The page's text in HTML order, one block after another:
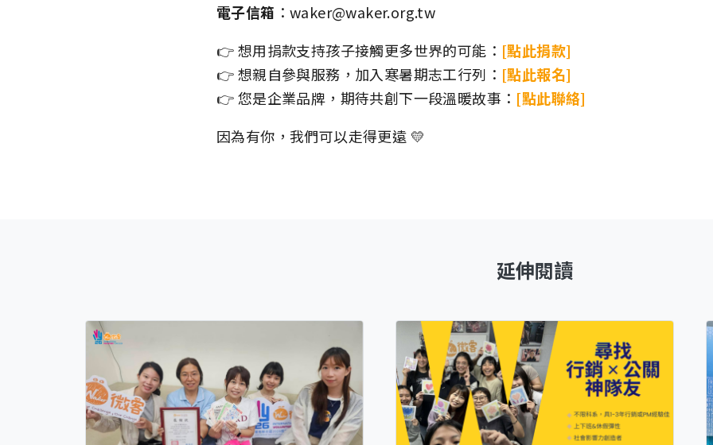
電子信箱 ：waker@waker.org.tw
👉 想用捐款支持孩子接觸更多世界的可能： [點此捐款]
👉 想親自參與服務，加入寒暑期志工行列： [點此報名]
👉 您是企業品牌，期待共創下一段溫暖故事： [點此聯絡]
因為有你，我們可以走得更遠 💛
延伸閱讀